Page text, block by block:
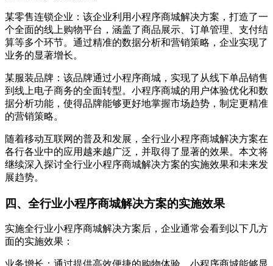
某零售连锁企业：该企业利用小程序商城解决方案，打造了一
个全面的线上购物平台，涵盖了商品展示、订单管理、支付结
算等多个环节。通过精准的数据分析和营销策略，企业实现了
业务的显著增长。
某服装品牌：该品牌通过小程序商城，实现了从线下单品销售
到线上电子商务的全面转型。小程序商城的用户体验优化和数
据分析功能，使得品牌能够更好地掌握市场趋势，制定更精准
的营销策略。
随着移动互联网的普及和发展，全行业小程序商城解决方案在
各行各业中的应用越来越广泛，并取得了显著的效果。本文将
继续深入探讨全行业小程序商城解决方案的实施效果和未来发
展趋势。
四、全行业小程序商城解决方案的实施效果
实施全行业小程序商城解决方案后，企业通常会看到以下几方
面的实施效果：